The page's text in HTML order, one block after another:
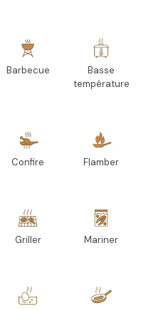
Barbecue
Basse
température
Confire Flamber
Griller Mariner